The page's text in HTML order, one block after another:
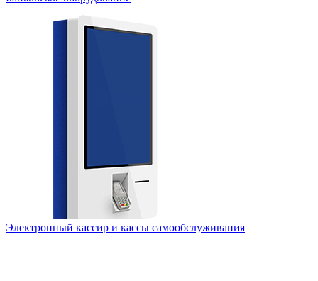
Электронный кассир и кассы самообслуживания